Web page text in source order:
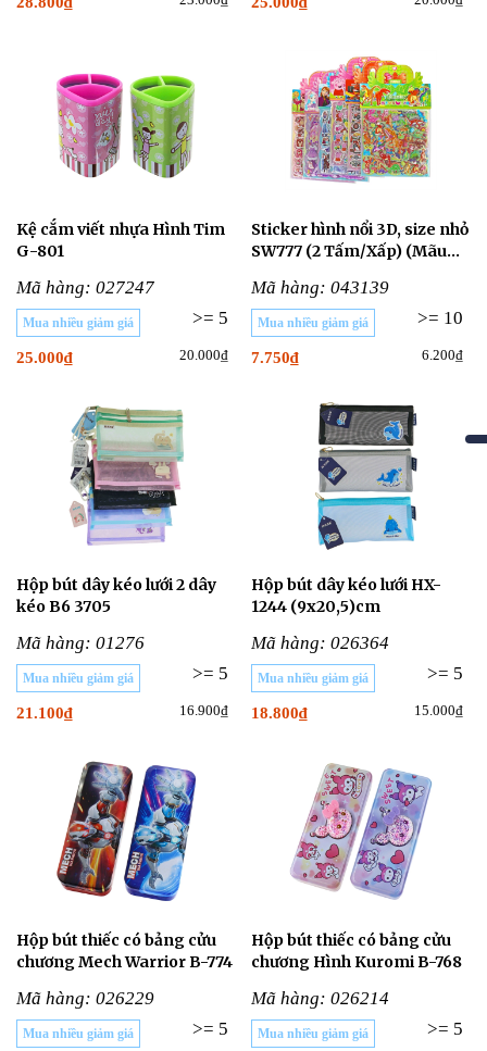
Kệ cắm viết nhựa Hình Tim
G-801
Mã hàng: 027247
>= 5
Mua nhiều giảm giá
25.000₫ 20.000₫
Sticker hình nổi 3D, size nhỏ
SW777 (2 Tấm/Xấp) (Mãu
Mã hàng: 043139
>= 10
Mua nhiều giảm giá
7.750₫ 6.200₫
Hộp bút dây kéo lưới 2 dây
kéo B6 3705
Mã hàng: 01276
Mua nhiều giảm giá >= 5
21.100₫ 16.900₫
Hộp bút dây kéo lưới HX-
1244 (9x20,5)cm
Mã hàng: 026364
Mua nhiều giảm giá >= 5
18.800₫ 15.000₫
Hộp bút thiếc có bảng cửu
chương Mech Warrior B-774
Mã hàng: 026229
Mua nhiều giảm giá >= 5
Hộp bút thiếc có bảng cửu
chương Hình Kuromi B-768
Mã hàng: 026214
Mua nhiều giảm giá >= 5